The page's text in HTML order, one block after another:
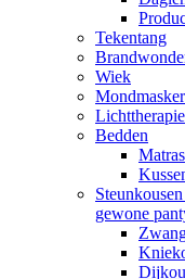
Tekentang
Wiek
Lichttherapie
Bedden
Matras
gewone